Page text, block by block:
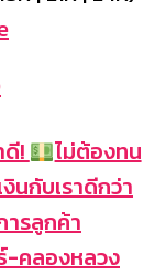
ดี!
ไม่ต้องทน
นกับเราดีกว่า
รลูกค้า
-คลองหลวง